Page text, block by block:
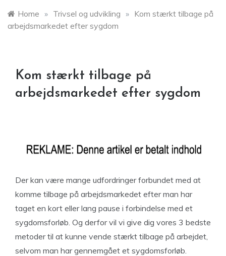
Home » Trivsel og udvikling » Kom stærkt tilbage på
arbejdsmarkedet efter sygdom
Kom stærkt tilbage på
arbejdsmarkedet efter sygdom
Der kan være mange udfordringer forbundet med at
komme tilbage på arbejdsmarkedet efter man har
taget en kort eller lang pause i forbindelse med et
sygdomsforløb. Og derfor vil vi give dig vores 3 bedste
metoder til at kunne vende stærkt tilbage på arbejdet,
selvom man har gennemgået et sygdomsforløb.